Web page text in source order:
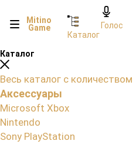
Mitino
Game
Каталог
Голос
Каталог
Весь каталог с количеством
Аксессуары
Microsoft Xbox
Nintendo
Sony PlayStation